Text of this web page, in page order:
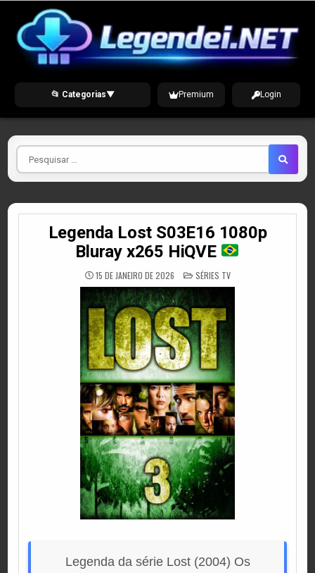
content
📂 Categorias▼ Premium Login
Pesquisar
por
Legenda Lost S03E16 1080p
Bluray x265 HiQVE
15 DE JANEIRO DE 2026 POSTED
IN
SÉRIES TV
Legenda da série Lost (2004) Os